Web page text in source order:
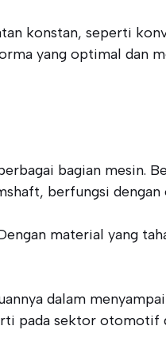
konstan, seperti
yang optimal dan
bagian mesin.
berfungsi
material yang
dalam
pada sektor otomotif